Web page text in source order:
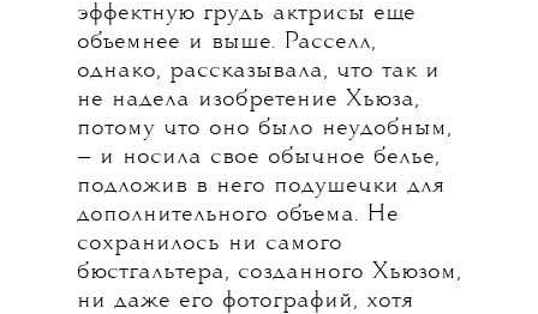
эффектную грудь актрисы еще
объемнее и выше. Расселл,
однако, рассказывала, что так и
не надела изобретение Хьюза,
потому что оно было неудобным,
— и носила свое обычное белье,
подложив в него подушечки для
дополнительного объема. Не
сохранилось ни самого
бюстгальтера, созданного Хьюзом,
ни даже его фотографий, хотя